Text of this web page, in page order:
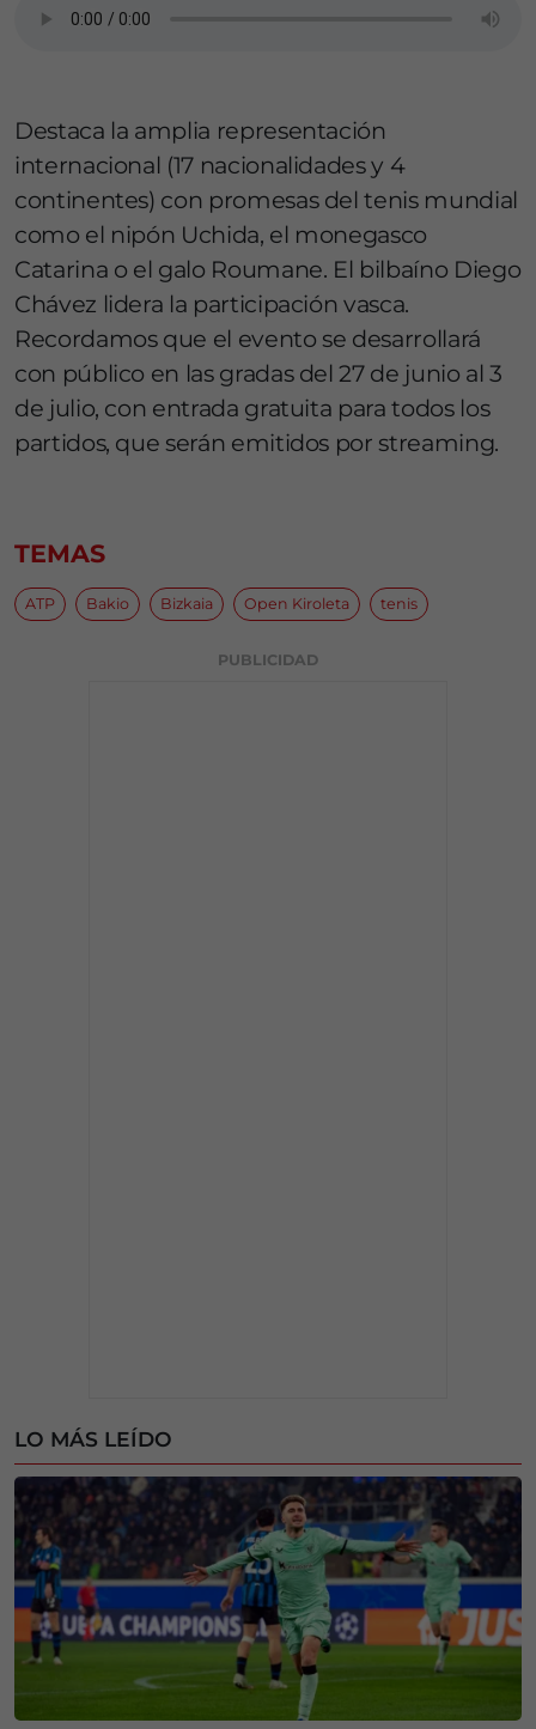
Destaca la amplia representación
internacional (17 nacionalidades y 4
continentes) con promesas del tenis mundial
como el nipón Uchida, el monegasco
Catarina o el galo Roumane. El bilbaíno Diego
Chávez lidera la participación vasca.
Recordamos que el evento se desarrollará
con público en las gradas del 27 de junio al 3
de julio, con entrada gratuita para todos los
partidos, que serán emitidos por streaming.
TEMAS
ATP Bakio Bizkaia Open Kiroleta tenis
PUBLICIDAD
LO MÁS LEÍDO